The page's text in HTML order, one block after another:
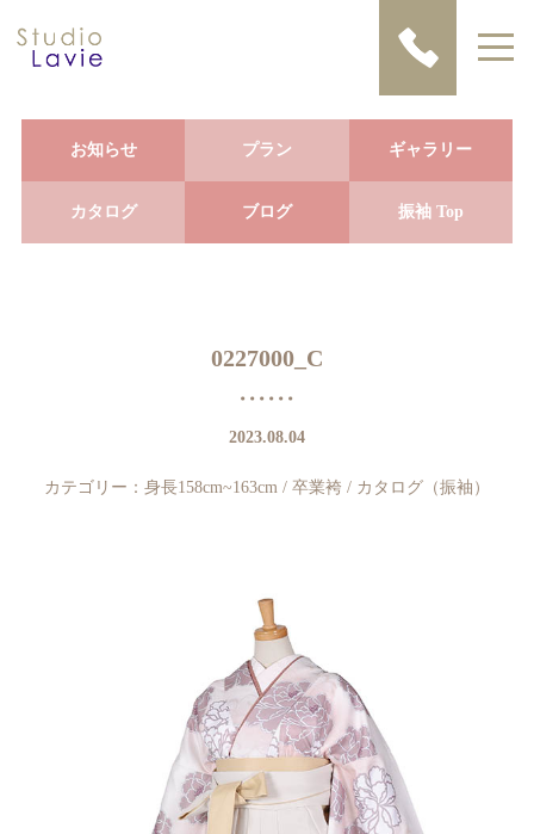
お知らせ プラン ギャラリー
カタログ ブログ 振袖 Top
0227000_C
2023.08.04
カテゴリー： 身長158cm~163cm / 卒業袴 / カタログ（振袖）